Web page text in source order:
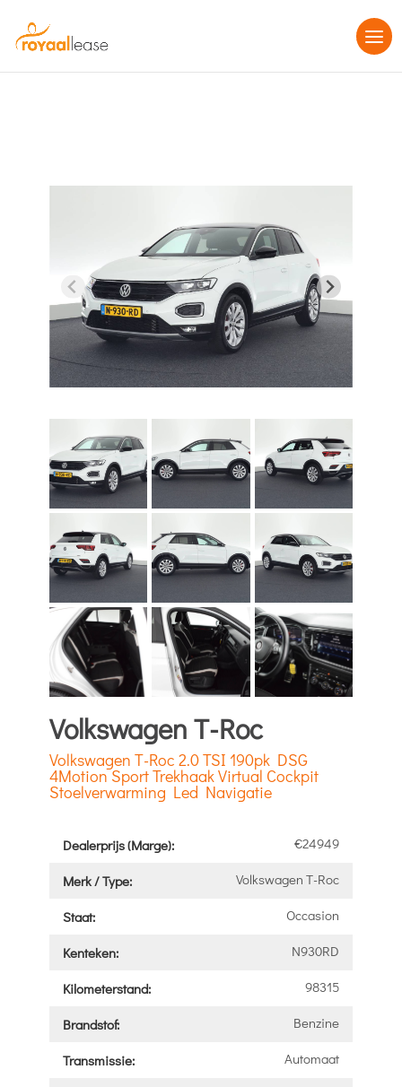
Volkswagen T-Roc
Volkswagen T-Roc 2.0 TSI 190pk DSG
4Motion Sport Trekhaak Virtual Cockpit
Stoelverwarming Led Navigatie
Dealerprijs (Marge): €24949
Merk / Type: Volkswagen T-Roc
Staat: Occasion
Kenteken: N930RD
Kilometerstand: 98315
Brandstof: Benzine
Transmissie: Automaat